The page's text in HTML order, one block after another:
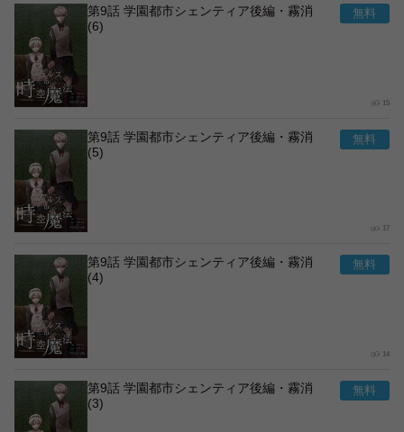
第9話 学園都市シェンティア後編・霧消
(6)
15
第9話 学園都市シェンティア後編・霧消
(5)
17
第9話 学園都市シェンティア後編・霧消
(4)
14
第9話 学園都市シェンティア後編・霧消
(3)